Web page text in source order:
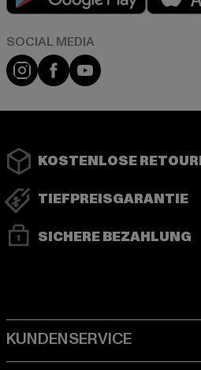
Instagram
FacebookYouTube
KOSTENLOSE
TIEFPREISGARANTIE
SICHERE BEZAHLUNG